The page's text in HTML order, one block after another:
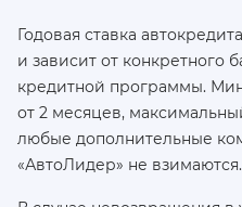
Годовая ставка
и зависит от конкретного
кредитной программы.
от 2 месяцев,
любые дополнительные
«АвтоЛидер» не взимаются.